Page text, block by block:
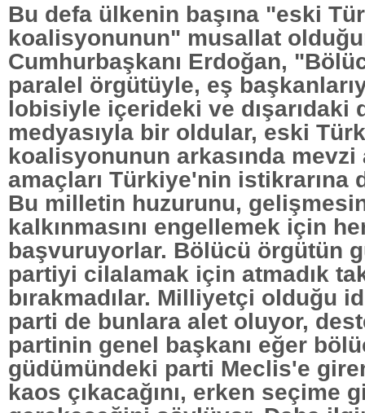
Bu defa ülkenin başına "eski
koalisyonunun" musallat
Cumhurbaşkanı Erdoğan,
paralel örgütüyle, eş
lobisiyle içerideki ve dışarıdaki
medyasıyla bir oldular, eski
koalisyonunun arkasında mevzi
amaçları Türkiye'nin istikrarına
Bu milletin huzurunu,
kalkınmasını engellemek için
başvuruyorlar. Bölücü örgütün
partiyi cilalamak için atmadık
bırakmadılar. Milliyetçi olduğu
parti de bunlara alet oluyor,
partinin genel başkanı eğer
güdümündeki parti Meclis'e
kaos çıkacağını, erken seçime